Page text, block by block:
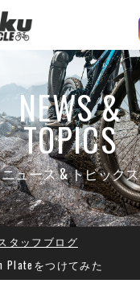
NEWS &
TOPICS
ニュース & トピックス
タッフブログ
Plateをつけてみた